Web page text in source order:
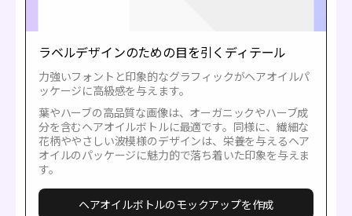
ラベルデザインのための目を引くディテール
力強いフォントと印象的なグラフィックがヘアオイルパ
ッケージに高級感を与えます。
葉やハーブの高品質な画像は、オーガニックやハーブ成
分を含むヘアオイルボトルに最適です。同様に、繊細な
花柄ややさしい波模様のデザインは、栄養を与えるヘア
オイルのパッケージに魅力的で落ち着いた印象を与えま
す。
ヘアオイルボトルのモックアップを作成